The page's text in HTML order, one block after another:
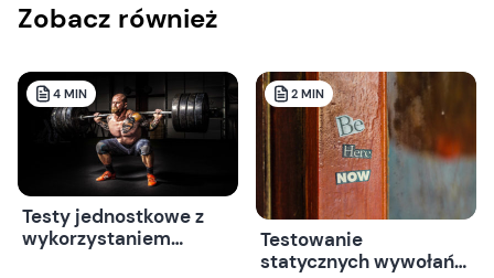
Zobacz również
4 MIN
Testy jednostkowe z
wykorzystaniem
2 MIN
Testowanie
statycznych wywołań